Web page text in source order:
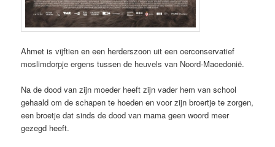
Ahmet is vijftien en een herderszoon uit een oerconservatief
moslimdorpje ergens tussen de heuvels van Noord-Macedonië.
Na de dood van zijn moeder heeft zijn vader hem van school
gehaald om de schapen te hoeden en voor zijn broertje te zorgen,
een broetje dat sinds de dood van mama geen woord meer
gezegd heeft.